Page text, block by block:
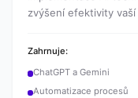
zvýšení efektivity vaší
Zahrnuje:
ChatGPT a Gemini
Automatizace procesů